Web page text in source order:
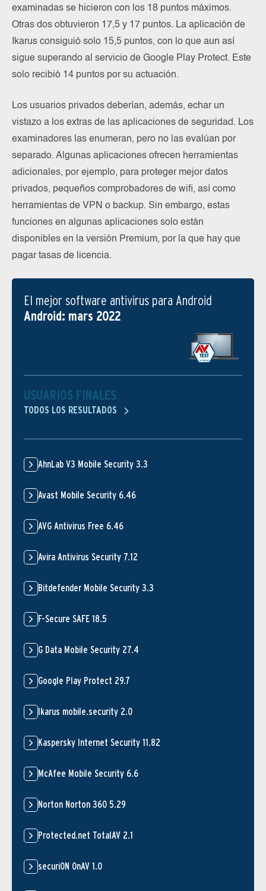
examinadas se hicieron con los 18 puntos máximos.
Otras dos obtuvieron 17,5 y 17 puntos. La aplicación de
Ikarus consiguió solo 15,5 puntos, con lo que aun así
sigue superando al servicio de Google Play Protect. Este
solo recibió 14 puntos por su actuación.
Los usuarios privados deberían, además, echar un
vistazo a los extras de las aplicaciones de seguridad. Los
examinadores las enumeran, pero no las evalúan por
separado. Algunas aplicaciones ofrecen herramientas
adicionales, por ejemplo, para proteger mejor datos
privados, pequeños comprobadores de wifi, así como
herramientas de VPN o backup. Sin embargo, estas
funciones en algunas aplicaciones solo están
disponibles en la versión Premium, por la que hay que
pagar tasas de licencia.
El mejor software antivirus para Android
Android: mars 2022
USUARIOS FINALES
TODOS LOS RESULTADOS
AhnLab V3 Mobile Security 3.3
Avast Mobile Security 6.46
AVG Antivirus Free 6.46
Avira Antivirus Security 7.12
Bitdefender Mobile Security 3.3
F-Secure SAFE 18.5
G Data Mobile Security 27.4
Google Play Protect 29.7
Ikarus mobile.security 2.0
Kaspersky Internet Security 11.82
McAfee Mobile Security 6.6
Norton Norton 360 5.29
Protected.net TotalAV 2.1
securiON OnAV 1.0